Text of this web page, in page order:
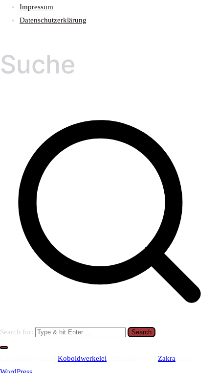
Impressum
Datenschutzerklärung
Suche
Search for:
Koboldwerkelei Zakra